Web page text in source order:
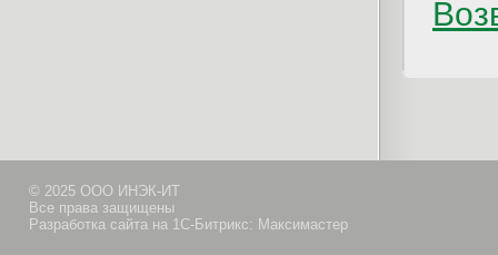
© 2025 ООО ИНЭК-ИТ
Все права защищены
Разработка сайта на 1С-Битрикс: Максимастер